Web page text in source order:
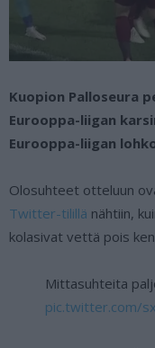
Kuopion Palloseura
Eurooppa-liigan
Eurooppa-liigan
Olosuhteet otteluun
Twitter-tilillä nähtiin,
kolasivat vettä pois
Mittasuhteita
pic.twitter.com/